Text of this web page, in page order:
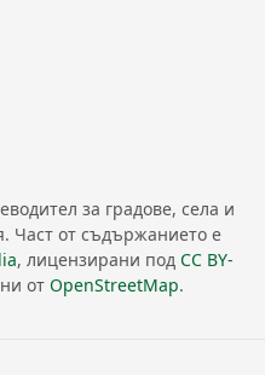
за градове, села и
Част от съдържанието е
, лицензирани под CC BY-
от OpenStreetMap.